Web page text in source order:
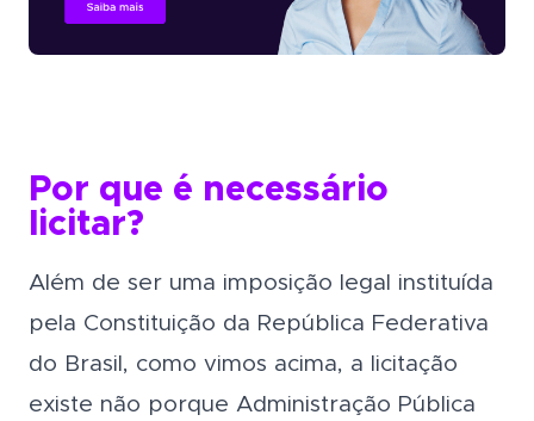
Por que é necessário
licitar?
Além de ser uma imposição legal instituída
pela Constituição da República Federativa
do Brasil, como vimos acima, a licitação
existe não porque Administração Pública